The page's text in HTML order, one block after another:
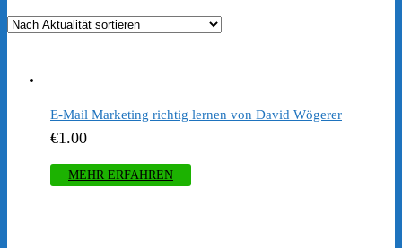
sortiert
E-Mail Marketing richtig lernen von David Wögerer
€1.00
MEHR ERFAHREN